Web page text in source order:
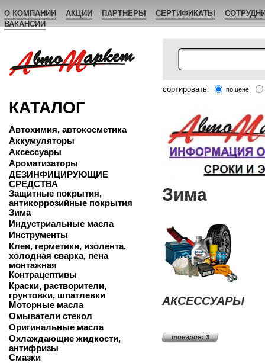
О КОМПАНИИ АКЦИИ ПАРТНЕРЫ СЕРТИФИКАТЫ
ВАКАНСИИ
сортировать: по цене
КАТАЛОГ
Автохимия, автокосметика
Аккумуляторы
Аксессуары
Ароматизаторы
ДЕЗИНФИЦИРУЮЩИЕ
СРЕДСТВА
Защитные покрытия,
антикоррозийные покрытия
Зима
Индустриальные масла
Инструменты
Клеи, герметики, изолента,
холодная сварка, пена
монтажная
Контрацептивы
Краски, растворители,
грунтовки, шпатлевки
Моторные масла
Омыватели стекол
Оригинальные масла
Охлаждающие жидкости,
антифризы
Смазки
Зима
АКСЕССУАРЫ
товаров: 3